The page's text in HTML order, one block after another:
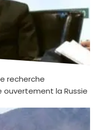
recherche
la Russie